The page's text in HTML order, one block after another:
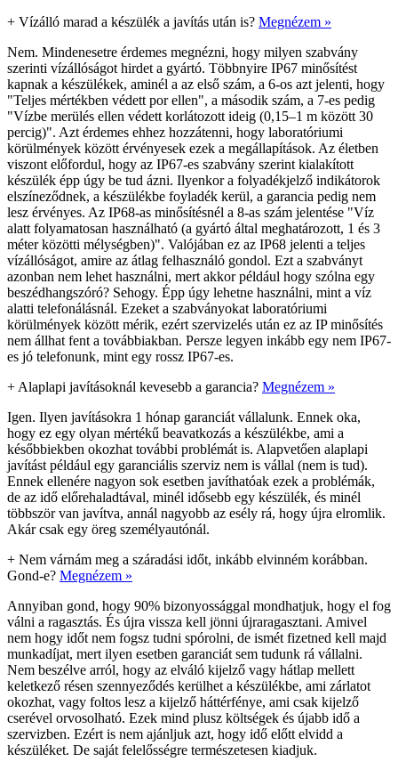
+ Vízálló marad a készülék a javítás után is? Megnézem »
Nem. Mindenesetre érdemes megnézni, hogy milyen szabvány
szerinti vízállóságot hirdet a gyártó. Többnyire IP67 minősítést
kapnak a készülékek, aminél a az első szám, a 6-os azt jelenti, hogy
"Teljes mértékben védett por ellen", a második szám, a 7-es pedig
"Vízbe merülés ellen védett korlátozott ideig (0,15–1 m között 30
percig)". Azt érdemes ehhez hozzátenni, hogy laboratóriumi
körülmények között érvényesek ezek a megállapítások. Az életben
viszont előfordul, hogy az IP67-es szabvány szerint kialakított
készülék épp úgy be tud ázni. Ilyenkor a folyadékjelző indikátorok
elszíneződnek, a készülékbe foyladék kerül, a garancia pedig nem
lesz érvényes. Az IP68-as minősítésnél a 8-as szám jelentése "Víz
alatt folyamatosan használható (a gyártó által meghatározott, 1 és 3
méter közötti mélységben)". Valójában ez az IP68 jelenti a teljes
vízállóságot, amire az átlag felhasználó gondol. Ezt a szabványt
azonban nem lehet használni, mert akkor például hogy szólna egy
beszédhangszóró? Sehogy. Épp úgy lehetne használni, mint a víz
alatti telefonálásnál. Ezeket a szabványokat laboratóriumi
körülmények között mérik, ezért szervizelés után ez az IP minősítés
nem állhat fent a továbbiakban. Persze legyen inkább egy nem IP67-
es jó telefonunk, mint egy rossz IP67-es.
+ Alaplapi javításoknál kevesebb a garancia? Megnézem »
Igen. Ilyen javításokra 1 hónap garanciát vállalunk. Ennek oka,
hogy ez egy olyan mértékű beavatkozás a készülékbe, ami a
későbbiekben okozhat további problémát is. Alapvetően alaplapi
javítást például egy garanciális szerviz nem is vállal (nem is tud).
Ennek ellenére nagyon sok esetben javíthatóak ezek a problémák,
de az idő előrehaladtával, minél idősebb egy készülék, és minél
többször van javítva, annál nagyobb az esély rá, hogy újra elromlik.
Akár csak egy öreg személyautónál.
+ Nem várnám meg a száradási időt, inkább elvinném korábban.
Gond-e? Megnézem »
Annyiban gond, hogy 90% bizonyossággal mondhatjuk, hogy el fog
válni a ragasztás. És újra vissza kell jönni újraragasztani. Amivel
nem hogy időt nem fogsz tudni spórolni, de ismét fizetned kell majd
munkadíjat, mert ilyen esetben garanciát sem tudunk rá vállalni.
Nem beszélve arról, hogy az elváló kijelző vagy hátlap mellett
keletkező résen szennyeződés kerülhet a készülékbe, ami zárlatot
okozhat, vagy foltos lesz a kijelző háttérfénye, ami csak kijelző
cserével orvosolható. Ezek mind plusz költségek és újabb idő a
szervizben. Ezért is nem ajánljuk azt, hogy idő előtt elvidd a
készüléket. De saját felelősségre természetesen kiadjuk.